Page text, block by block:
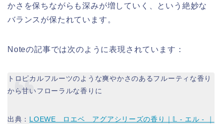
かさを保ちながらも深みが増していく、という絶妙な
バランスが保たれています。
Noteの記事では次のように表現されています：
トロピカルフルーツのような爽やかさのあるフルーティな香り
から甘いフローラルな香りに
出典： LOEWE ロエベ アグアシリーズの香り｜𝕃 ‐ エル ‐ ｜